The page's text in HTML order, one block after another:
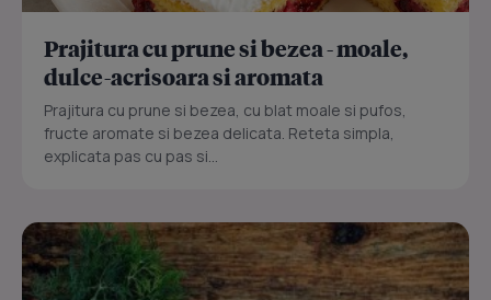
Prajitura cu prune si bezea - moale,
dulce-acrisoara si aromata
Prajitura cu prune si bezea, cu blat moale si pufos,
fructe aromate si bezea delicata. Reteta simpla,
explicata pas cu pas si...